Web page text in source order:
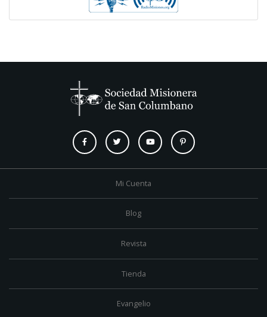
Mi Cuenta
Blog
Revista
Tienda
Evangelio